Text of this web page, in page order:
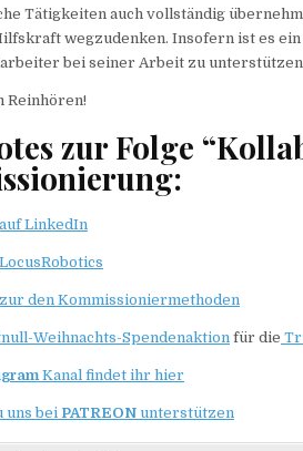
Tätigkeiten auch vollständig
wegzudenken. Insofern ist es
bei seiner Arbeit zu
Reinhören!
zur Folge
LinkedIn
den Kommissioniermethoden
Weihnachts-Spendenaktion für die
Kanal findet ihr hier
uns bei PATREON unterstützen